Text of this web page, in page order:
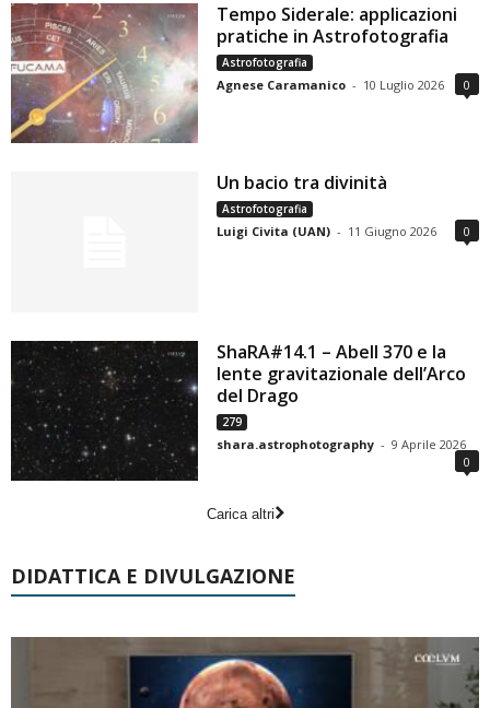
Tempo Siderale: applicazioni
pratiche in Astrofotografia
Astrofotografia
Agnese Caramanico - 10 Luglio 2026 0
Un bacio tra divinità
Astrofotografia
Luigi Civita (UAN) - 11 Giugno 2026 0
ShaRA#14.1 – Abell 370 e la
lente gravitazionale dell’Arco
del Drago
279
shara.astrophotography - 9 Aprile 2026
0
Carica altri
DIDATTICA E DIVULGAZIONE